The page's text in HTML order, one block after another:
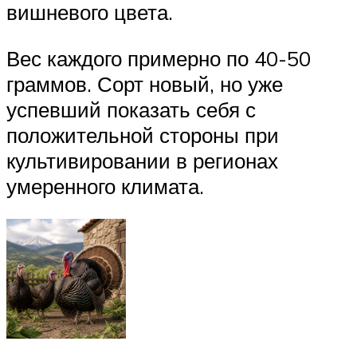
вишневого цвета.
Вес каждого примерно по 40-50
граммов. Сорт новый, но уже
успевший показать себя с
положительной стороны при
культивировании в регионах
умеренного климата.